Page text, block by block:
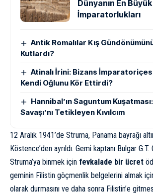
Dünyanın En Büyük
İmparatorlukları
Antik Romalılar Kış
Kutlardı?
Atinalı İrini: Bizans
Kendi Oğlunu Kör Ettirdi?
Hannibal’ın Saguntum
Savaşı’nı Tetikleyen Kıvılcım
12 Aralık 1941’de Struma, Panama bayrağı
Köstence’den ayrıldı. Gemi kaptanı Bulgar
Struma’ya binmek için fevkalade bir ücret
geminin Filistin göçmenlik belgelerini almak
olarak durmasını ve daha sonra Filistin’e